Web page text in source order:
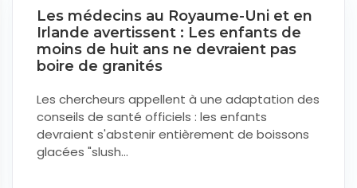
Les médecins au Royaume-Uni et en
Irlande avertissent : Les enfants de
moins de huit ans ne devraient pas
boire de granités
Les chercheurs appellent à une adaptation des
conseils de santé officiels : les enfants
devraient s'abstenir entièrement de boissons
glacées "slush...